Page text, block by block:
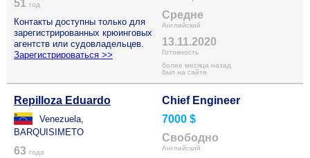
51 год
Контакты доступны только для
зарегистрированных крюинговых
агентств или судовладельцев.
Зарегистрироваться >>
Средне
Английский
13.11.2020
Готовность
более месяца назад
был на сайте
Repilloza Eduardo
Venezuela,
BARQUISIMETO
63 года
Chief Engineer
7000 $
Свободно
Английский